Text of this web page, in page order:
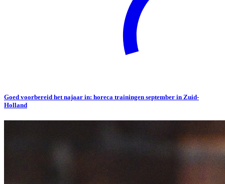
Goed voorbereid het najaar in: horeca trainingen september in Zuid-
Holland